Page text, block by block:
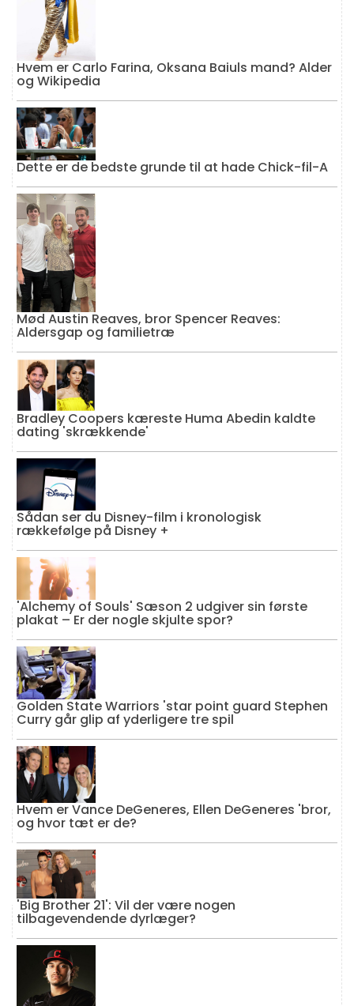
Hvem er Carlo Farina, Oksana Baiuls mand? Alder
og Wikipedia
Dette er de bedste grunde til at hade Chick-fil-A
Mød Austin Reaves, bror Spencer Reaves:
Aldersgap og familietræ
Bradley Coopers kæreste Huma Abedin kaldte
dating 'skrækkende'
Sådan ser du Disney-film i kronologisk
rækkefølge på Disney +
'Alchemy of Souls' Sæson 2 udgiver sin første
plakat – Er der nogle skjulte spor?
Golden State Warriors 'star point guard Stephen
Curry går glip af yderligere tre spil
Hvem er Vance DeGeneres, Ellen DeGeneres 'bror,
og hvor tæt er de?
'Big Brother 21': Vil der være nogen
tilbagevendende dyrlæger?